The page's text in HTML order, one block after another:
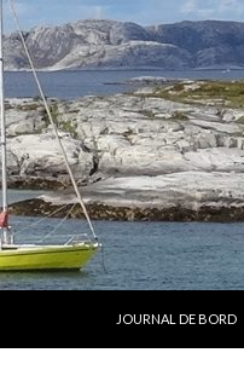
JOURNAL DE BORD